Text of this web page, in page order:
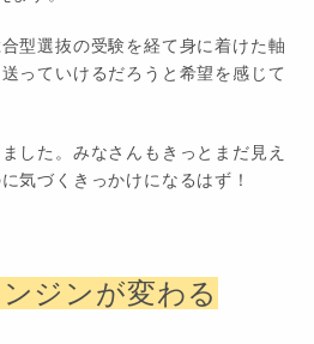
型選抜の受験を経て身に着けた軸
っていけるだろうと希望を感じて
した。みなさんもきっとまだ見え
気づくきっかけになるはず！
ジンが変わる